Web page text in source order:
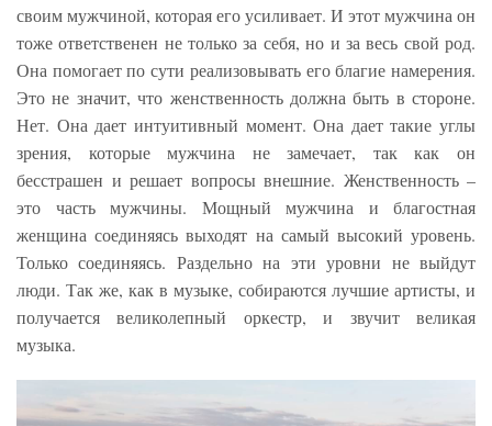
своим мужчиной, которая его усиливает. И этот мужчина он
тоже ответственен не только за себя, но и за весь свой род.
Она помогает по сути реализовывать его благие намерения.
Это не значит, что женственность должна быть в стороне.
Нет. Она дает интуитивный момент. Она дает такие углы
зрения, которые мужчина не замечает, так как он
бесстрашен и решает вопросы внешние. Женственность –
это часть мужчины. Мощный мужчина и благостная
женщина соединяясь выходят на самый высокий уровень.
Только соединяясь. Раздельно на эти уровни не выйдут
люди. Так же, как в музыке, собираются лучшие артисты, и
получается великолепный оркестр, и звучит великая
музыка.